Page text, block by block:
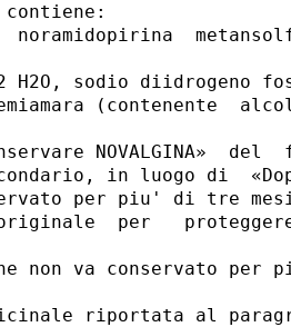
contiene:
noramidopirina
H2O, sodio diidrogeno
(contenente
NOVALGINA»  del
in luogo di
per piu' di tre
per
non va conservato per
riportata al